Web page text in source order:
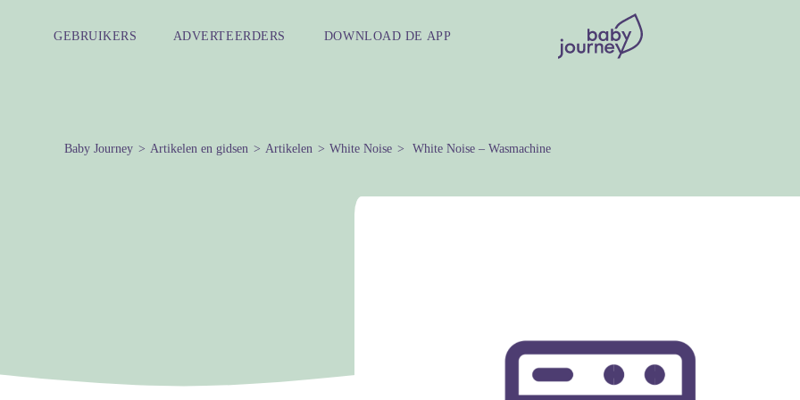
GEBRUIKERS ADVERTEERDERS DOWNLOAD DE APP
Baby Journey Artikelen en gidsen Artikelen White Noise White Noise – Wasmachine